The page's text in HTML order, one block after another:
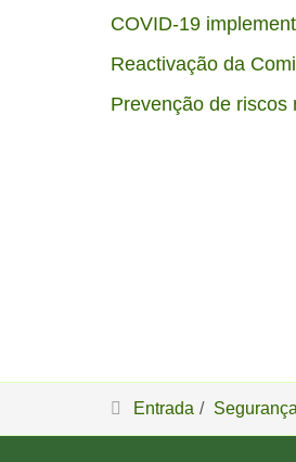
COVID-19
Reactivação da
Prevenção de riscos
Entrada